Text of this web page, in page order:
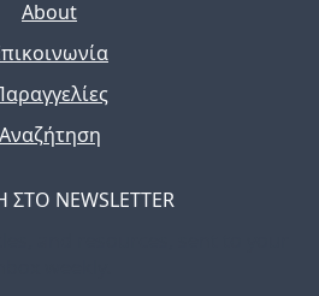
About
Αναζήτηση
ΣΤΟ NEWSLETTER